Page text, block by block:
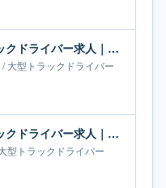
日本運輸株式会社の大型トラックドライバー求人｜群馬県伊勢崎市｜月給67万-68万円
/大型トラックドライバー
日神機工株式会社の大型トラックドライバー求人｜岡山県倉敷市｜月給66万-66万円
型トラックドライバー